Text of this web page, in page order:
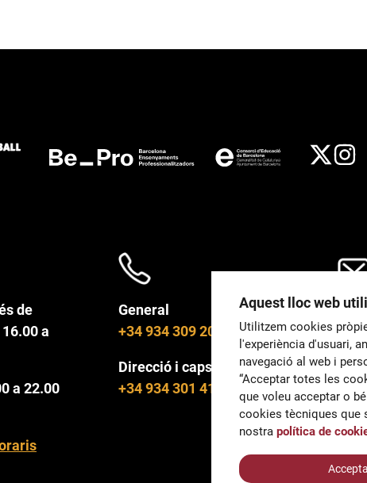
de
a
a 22.00
General
+34 934 309 200
Direcció i caps d’estudis
+34 934 301 415
rg
Aquest lloc web
Utilitzem cookies
l'experiència d'usuari,
navegació al web i
“Acceptar totes les
que voleu acceptar o
cookies tècniques que
nostra política de